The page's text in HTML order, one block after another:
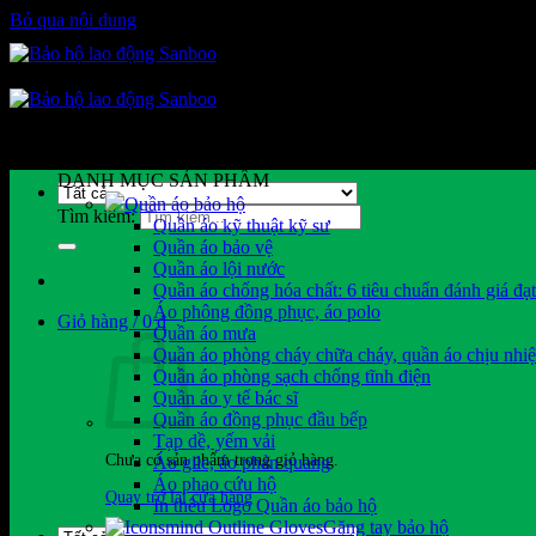
Bỏ qua nội dung
Tìm kiếm:
Giỏ hàng /0₫
Chưa có sản phẩm trong giỏ hàng.
Quay trở lại cửa hàng
DANH MỤC SẢN PHẨM
Quần áo bảo hộ
Quần áo kỹ thuật kỹ sư
Quần áo bảo vệ
Quần áo lội nước
Quần áo chống hóa chất: 6 tiêu chuẩn đánh giá
Áo phông đồng phục, áo polo
Quần áo mưa
Quần áo phòng cháy chữa cháy, quần áo chịu
Quần áo phòng sạch chống tĩnh điện
Quần áo y tế bác sĩ
Quần áo đồng phục đầu bếp
Tạp dề, yếm vải
Áo gile, áo phản quang
Áo phao cứu hộ
In thêu Logo Quần áo bảo hộ
Găng tay bảo hộ